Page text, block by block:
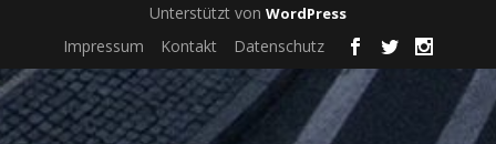
Unterstützt von WordPress
Impressum Kontakt Datenschutz